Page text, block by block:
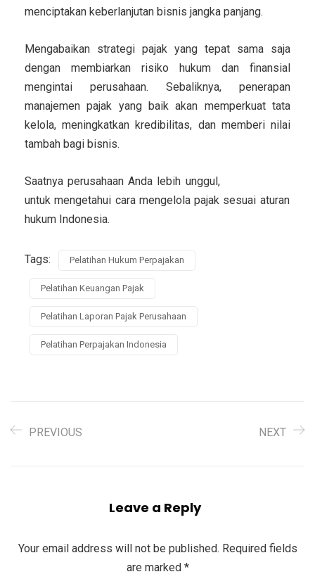
menciptakan keberlanjutan bisnis jangka panjang.
Mengabaikan strategi pajak yang tepat sama saja
dengan membiarkan risiko hukum dan finansial
mengintai perusahaan. Sebaliknya, penerapan
manajemen pajak yang baik akan memperkuat tata
kelola, meningkatkan kredibilitas, dan memberi nilai
tambah bagi bisnis.
Saatnya perusahaan Anda lebih unggul,
untuk mengetahui cara mengelola pajak sesuai aturan
hukum Indonesia.
Tags: Pelatihan Hukum Perpajakan
Pelatihan Keuangan Pajak
Pelatihan Laporan Pajak Perusahaan
Pelatihan Perpajakan Indonesia
PREVIOUS NEXT
Leave a Reply
Your email address will not be published. Required fields
are marked *